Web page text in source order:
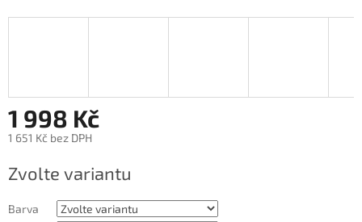
1 998 Kč
1 651 Kč bez DPH
cena:
Zvolte variantu
Barva